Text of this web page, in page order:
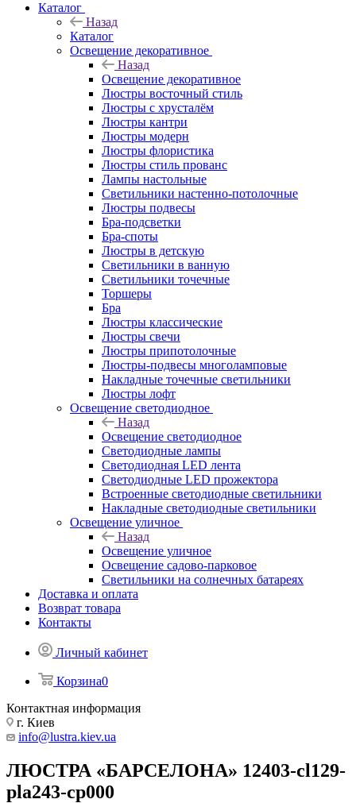
Каталог
Назад
Каталог
Освещение декоративное
Назад
Освещение декоративное
Люстры восточный стиль
Люстры с хрусталём
Люстры кантри
Люстры модерн
Люстры флористика
Люстры стиль прованс
Лампы настольные
Светильники настенно-потолочные
Люстры подвесы
Бра-подсветки
Бра-споты
Люстры в детскую
Светильники в ванную
Светильники точечные
Торшеры
Бра
Люстры классические
Люстры свечи
Люстры припотолочные
Люстры-подвесы многоламповые
Накладные точечные светильники
Люстры лофт
Освещение светодиодное
Назад
Освещение светодиодное
Светодиодные лампы
Светодиодная LED лента
Светодиодные LED прожектора
Встроенные светодиодные светильники
Накладные светодиодные светильники
Освещение уличное
Назад
Освещение уличное
Освещение садово-парковое
Светильники на солнечных батареях
Доставка и оплата
Возврат товара
Контакты
Личный кабинет
Корзина0
Контактная информация
г. Киев
info@lustra.kiev.ua
ЛЮСТРА «БАРСЕЛОНА» 12403-cl129-
pla243-cp000